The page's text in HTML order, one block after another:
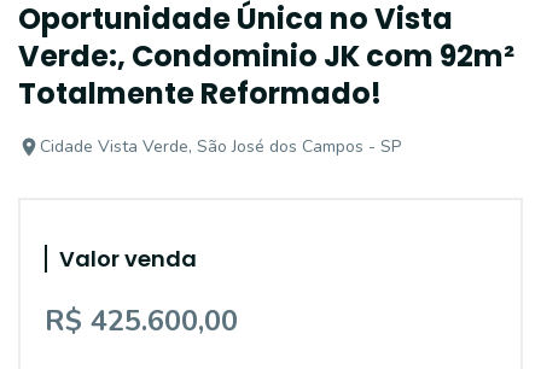
Oportunidade Única no Vista
Verde:, Condominio JK com 92m²
Totalmente Reformado!
Cidade Vista Verde, São José dos Campos - SP
Valor venda
R$ 425.600,00